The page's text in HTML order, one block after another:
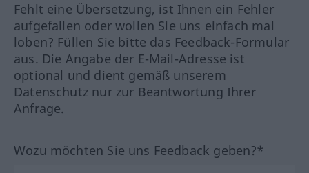
Fehlt eine Übersetzung, ist Ihnen ein Fehler
aufgefallen oder wollen Sie uns einfach mal
loben? Füllen Sie bitte das Feedback-Formular
aus. Die Angabe der E-Mail-Adresse ist
optional und dient gemäß unserem
Datenschutz nur zur Beantwortung Ihrer
Anfrage.
Wozu möchten Sie uns Feedback geben?*